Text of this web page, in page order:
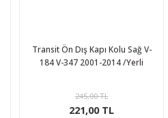
Transit Ön Dış Kapı Kolu Sağ V-
184 V-347 2001-2014 /Yerli
245,00 TL
221,00 TL